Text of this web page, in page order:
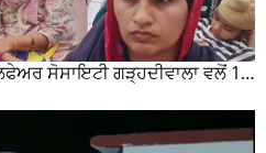
ਬਾਬਾ ਦੀਪ ਸਿੰਘ ਸੇਵਾ ਦਲ ਐਡ ਵੈਲਫੇਅਰ ਸੋਸਾਇਟੀ ਗੜ੍ਹਦੀਵਾਲਾ ਵਲੋਂ 100 ਵਾਂ ਮਹੀਨਾਵਾਰ ਰਾਸ਼ਨ ਵੰਡ ਸਮਾਰੋਹ ਕਰਵਾਇਆ